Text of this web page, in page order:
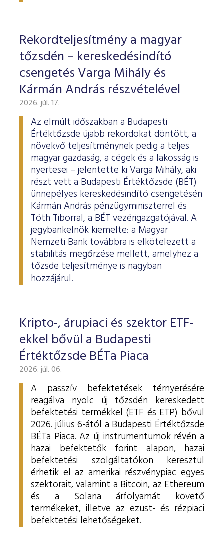
Rekordteljesítmény a magyar
tőzsdén – kereskedésindító
csengetés Varga Mihály és
Kármán András részvételével
2026. júl. 17.
Az elmúlt időszakban a Budapesti
Értéktőzsde újabb rekordokat döntött, a
növekvő teljesítménynek pedig a teljes
magyar gazdaság, a cégek és a lakosság is
nyertesei – jelentette ki Varga Mihály, aki
részt vett a Budapesti Értéktőzsde (BÉT)
ünnepélyes kereskedésindító csengetésén
Kármán András pénzügyminiszterrel és
Tóth Tiborral, a BÉT vezérigazgatójával. A
jegybankelnök kiemelte: a Magyar
Nemzeti Bank továbbra is elkötelezett a
stabilitás megőrzése mellett, amelyhez a
tőzsde teljesítménye is nagyban
hozzájárul.
Kripto-, árupiaci és szektor ETF-
ekkel bővül a Budapesti
Értéktőzsde BÉTa Piaca
2026. júl. 06.
A passzív befektetések térnyerésére
reagálva nyolc új tőzsdén kereskedett
befektetési termékkel (ETF és ETP) bővül
2026. július 6-ától a Budapesti Értéktőzsde
BÉTa Piaca. Az új instrumentumok révén a
hazai befektetők forint alapon, hazai
befektetési szolgáltatókon keresztül
érhetik el az amerikai részvénypiac egyes
szektorait, valamint a Bitcoin, az Ethereum
és a Solana árfolyamát követő
termékeket, illetve az ezüst- és rézpiaci
befektetési lehetőségeket.